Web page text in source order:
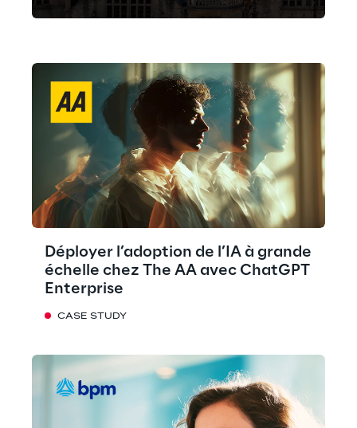
Déployer l’adoption de l’IA à grande
échelle chez The AA avec ChatGPT
Enterprise
CASE STUDY